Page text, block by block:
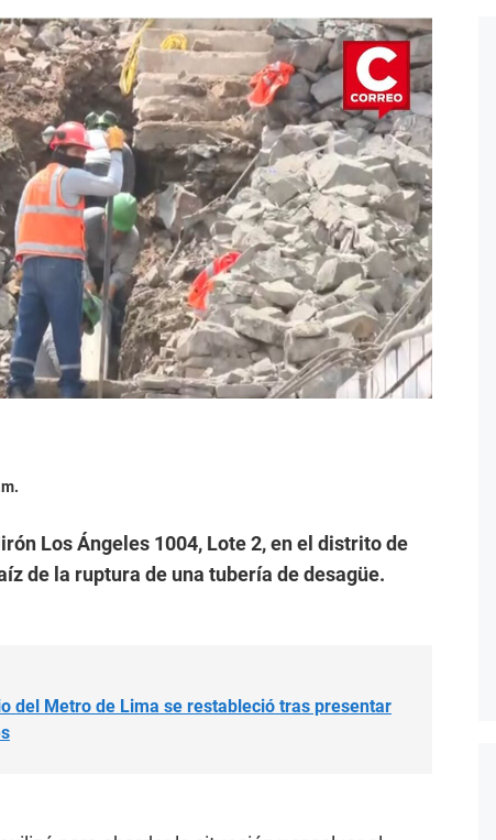
Los Ángeles 1004, Lote 2, en el distrito de
de la ruptura de una tubería de desagüe.
del Metro de Lima se restableció tras presentar